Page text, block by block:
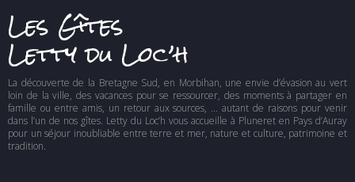
Les Gîtes
Letty du Loc’h
La découverte de la Bretagne Sud, en Morbihan, une envie d’évasion au vert
loin de la ville, des vacances pour se ressourcer, des moments à partager en
famille ou entre amis, un retour aux sources, … autant de raisons pour venir
dans l’un de nos gîtes. Letty du Loc’h vous accueille à Pluneret en Pays d’Auray
pour un séjour inoubliable entre terre et mer, nature et culture, patrimoine et
tradition.